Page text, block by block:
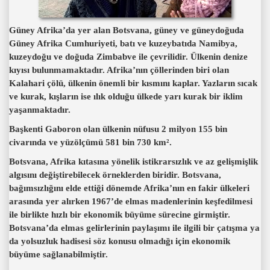
Güney Afrika’da yer alan Botsvana, güney ve güneydoğuda
Güney Afrika Cumhuriyeti, batı ve kuzeybatıda Namibya,
kuzeydoğu ve doğuda Zimbabve ile çevrilidir. Ülkenin denize
kıyısı bulunmamaktadır. Afrika’nın çöllerinden biri olan
Kalahari çölü, ülkenin önemli bir kısmını kaplar. Yazların sıcak
ve kurak, kışların ise ılık olduğu ülkede yarı kurak bir iklim
yaşanmaktadır.
Başkenti Gaboron olan ülkenin nüfusu 2 milyon 155 bin
civarında ve yüzölçümü 581 bin 730 km².
Botsvana, Afrika kıtasına yönelik istikrarsızlık ve az gelişmişlik
algısını değiştirebilecek örneklerden biridir. Botsvana,
bağımsızlığını elde ettiği dönemde Afrika’nın en fakir ülkeleri
arasında yer alırken 1967’de elmas madenlerinin keşfedilmesi
ile birlikte hızlı bir ekonomik büyüme sürecine girmiştir.
Botsvana’da elmas gelirlerinin paylaşımı ile ilgili bir çatışma ya
da yolsuzluk hadisesi söz konusu olmadığı için ekonomik
büyüme sağlanabilmiştir.